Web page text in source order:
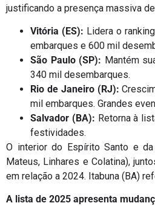
justificando a presença massiva
Vitória (ES): Lidera o
embarques e 600 mil
São Paulo (SP): Mantém
340 mil desembarques.
Rio de Janeiro (RJ):
mil embarques. Grandes
Salvador (BA): Retorna à
festividades.
O interior do Espírito Santo e
Mateus, Linhares e Colatina),
em relação a 2024. Itabuna (BA)
A lista de 2025 apresenta